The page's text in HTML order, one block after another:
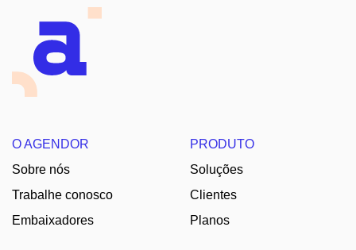
O AGENDOR
Sobre nós
Trabalhe conosco
Embaixadores
PRODUTO
Soluções
Clientes
Planos